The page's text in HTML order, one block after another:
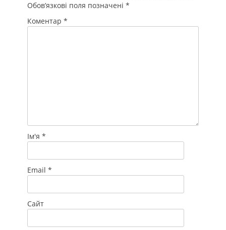
Обов’язкові поля позначені *
Коментар *
Ім'я *
Email *
Сайт